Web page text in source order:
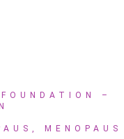
–
MENOPAUS